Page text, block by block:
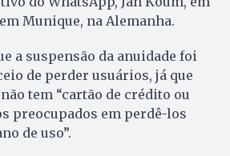
Munique, na Alemanha.
a suspensão da anuidade foi
de perder usuários, já que
tem “cartão de crédito ou
preocupados em perdê-los
de uso”.